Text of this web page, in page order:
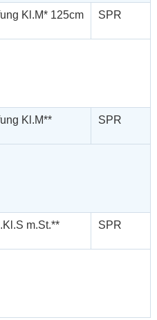
Kl.M* 125cm SPR
Kl.M**
SPR
m.St.**
SPR